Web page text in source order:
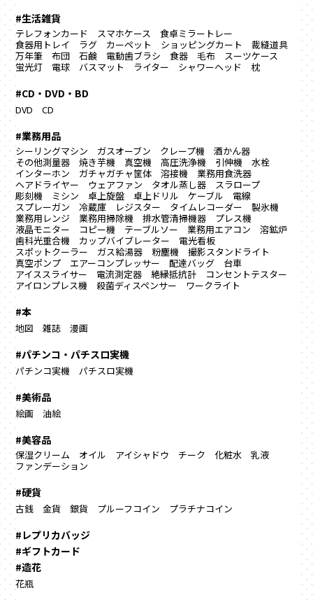
#生活雑貨
テレフォンカード スマホケース
食卓ミラートレー
食器用トレイ
ラグ カーペット ショッピングカート
裁縫道具
万年筆
布団 石鹸 電動歯ブラシ 食器 毛布
スーツケース
蛍光灯
電球 バスマット ライター シャワーヘッド 枕
#CD・DVD・BD
DVD CD
#業務用品
シーリングマシン ガスオーブン クレープ機
酒かん器
その他測量器
焼き芋機 真空機 高圧洗浄機 引伸機
水栓
インターホン
ガチャガチャ筐体 溶接機
業務用食洗器
ヘアドライヤー
ウェアファン タオル蒸し器
スラロープ
彫刻機
ミシン 卓上旋盤 卓上ドリル ケーブル
電線
スプレーガン
冷蔵庫 レジスター タイムレコーダー
製氷機
業務用レンジ
業務用掃除機 排水管清掃機器
プレス機
液晶モニター
コピー機 テーブルソー 業務用エアコン
溶鉱炉
歯科光重合機
カップバイブレーター
電光看板
スポットクーラー
ガス給湯器 粉塵機
撮影スタンドライト
真空ポンプ
エアーコンプレッサー 配達バッグ
台車
アイススライサー
電流測定器 絶縁抵抗計
コンセントテスター
アイロンプレス機
殺菌ディスペンサー ワークライト
#本
地図 雑誌 漫画
#パチンコ・パチスロ実機
パチンコ実機 パチスロ実機
#美術品
絵画 油絵
#美容品
保湿クリーム オイル アイシャドウ チーク 化粧水
乳液
ファンデーション
#硬貨
古銭 金貨 銀貨 プルーフコイン プラチナコイン
#レプリカバッジ
#ギフトカード
#造花
花瓶